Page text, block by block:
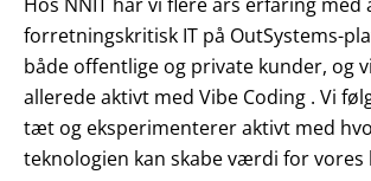
forretningskritisk IT på OutSystems-
både offentlige og private kunder, og
allerede aktivt med Vibe Coding . Vi
tæt og eksperimenterer aktivt med
teknologien kan skabe værdi for vores